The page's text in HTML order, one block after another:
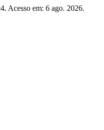
Acesso em: 6 ago. 2026.